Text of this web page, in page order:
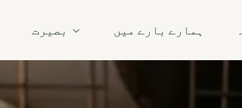
بصیرت ہمارے بارے میں